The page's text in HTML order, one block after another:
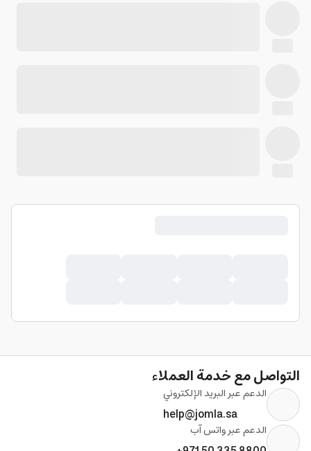
التواصل مع خدمة العملاء
الدعم عبر البريد الإلكتروني
help@jomla.sa
الدعم عبر واتس آب